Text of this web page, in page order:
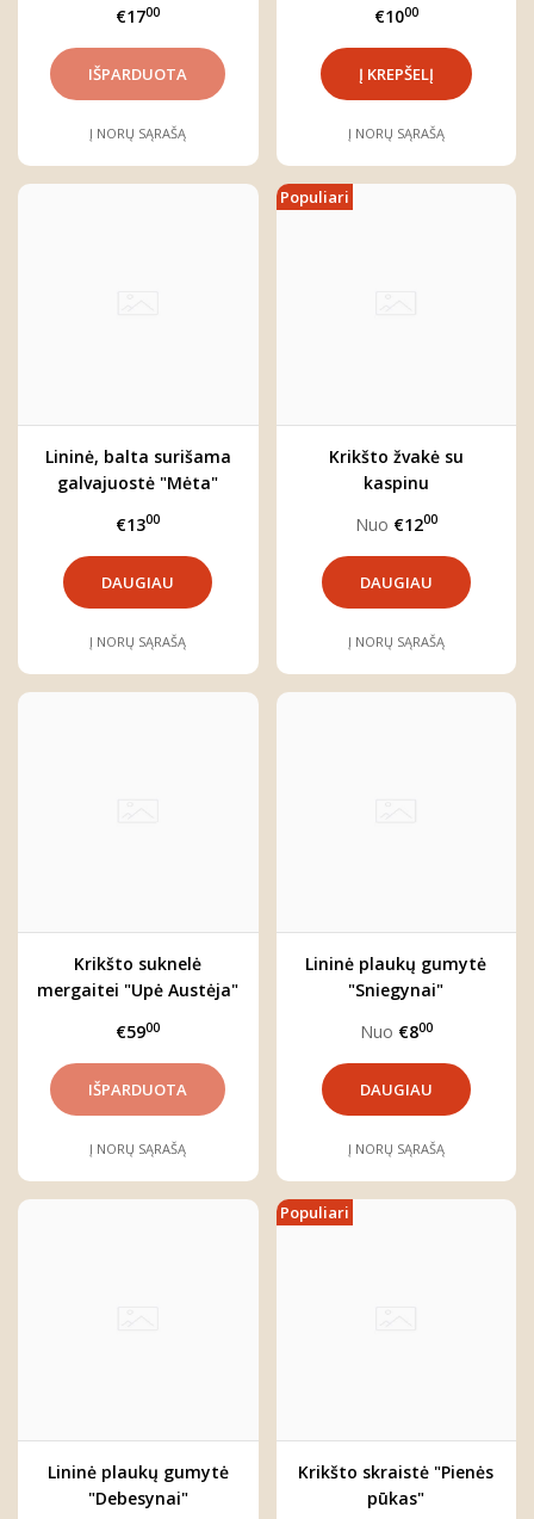
€1700
Į NORŲ SĄRAŠĄ
€1000
Į NORŲ SĄRAŠĄ
Lininė, balta surišama
galvajuostė "Mėta"
€1300
DAUGIAU
Į NORŲ SĄRAŠĄ
Populiari
Krikšto žvakė su
kaspinu
Nuo €1200
DAUGIAU
Į NORŲ SĄRAŠĄ
Krikšto suknelė
mergaitei "Upė Austėja"
€5900
Į NORŲ SĄRAŠĄ
Lininė plaukų gumytė
"Sniegynai"
Nuo €800
DAUGIAU
Į NORŲ SĄRAŠĄ
Lininė plaukų gumytė
"Debesynai"
Populiari
Krikšto skraistė "Pienės
pūkas"